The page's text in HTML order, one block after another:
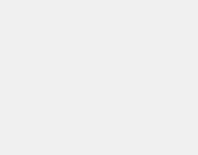
w nowym oknie
się w nowym oknie
otworzy się w nowym
link otworzy się w
link otworzy się w